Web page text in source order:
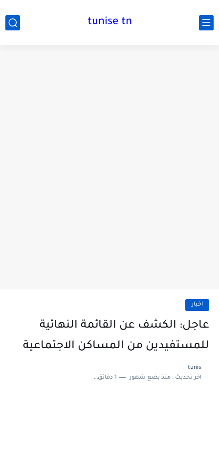
tunise tn
اخبار
عاجل: الكشف عن القائمة النهائية
للمستفيدين من المساكن الاجتماعية
tunis
اخر تحديث :منذ بضع شهور 1 دقائق للقراءة